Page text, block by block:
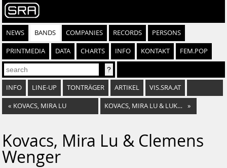
NEWS BANDS COMPANIES RECORDS PERSONS
PRINTMEDIA DATA CHARTS INFO KONTAKT FEM.POP
INFO LINE-UP TONTRÄGER ARTIKEL VIS.SRA.AT
« KOVACS, MIRA LU KOVACS, MIRA LU & LUKAS LAUERMANN »
Kovacs, Mira Lu & Clemens
Wenger